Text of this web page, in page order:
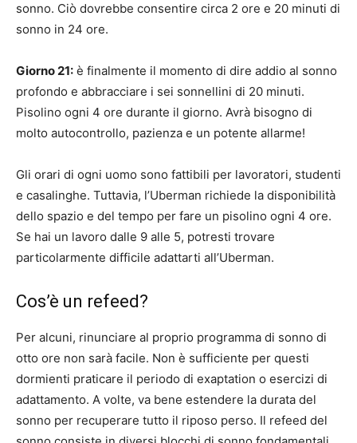
sonno. Ciò dovrebbe consentire circa 2 ore e 20 minuti di
sonno in 24 ore.
Giorno 21: è finalmente il momento di dire addio al sonno
profondo e abbracciare i sei sonnellini di 20 minuti.
Pisolino ogni 4 ore durante il giorno. Avrà bisogno di
molto autocontrollo, pazienza e un potente allarme!
Gli orari di ogni uomo sono fattibili per lavoratori, studenti
e casalinghe. Tuttavia, l’Uberman richiede la disponibilità
dello spazio e del tempo per fare un pisolino ogni 4 ore.
Se hai un lavoro dalle 9 alle 5, potresti trovare
particolarmente difficile adattarti all’Uberman.
Cos’è un refeed?
Per alcuni, rinunciare al proprio programma di sonno di
otto ore non sarà facile. Non è sufficiente per questi
dormienti praticare il periodo di exaptation o esercizi di
adattamento. A volte, va bene estendere la durata del
sonno per recuperare tutto il riposo perso. Il refeed del